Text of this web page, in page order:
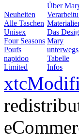
Neuheiten
Alle Taschen
Unisex
Four Seasons
Poufs
napidoo
Limited
Über
Das
Mary
unterwegs
Tabelle
Infos